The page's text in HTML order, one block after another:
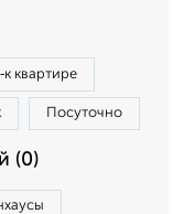
квартире
Посуточно
(0)